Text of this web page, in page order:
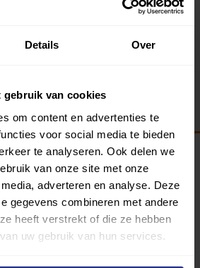
Details Over
gebruik van cookies
om content en advertenties te
voor social media te bieden
te analyseren. Ook delen we
van onze site met onze
adverteren en analyse. Deze
gegevens combineren met andere
heeft verstrekt of die ze hebben
uw gebruik van hun services.
340 gemeenten